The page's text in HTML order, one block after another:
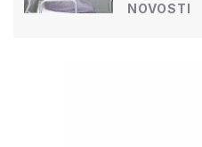
NOVOSTI